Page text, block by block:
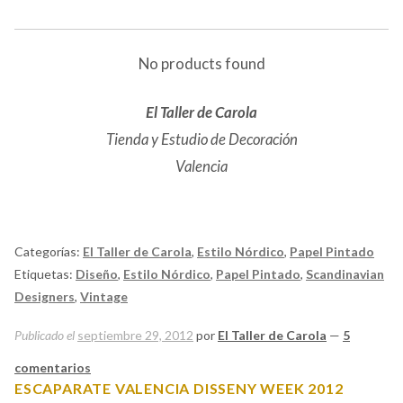
No products found
El Taller de Carola
Tienda y Estudio de Decoración
Valencia
Categorías: El Taller de Carola, Estilo Nórdico, Papel Pintado
Etiquetas: Diseño, Estilo Nórdico, Papel Pintado, Scandinavian
Designers, Vintage
Publicado el septiembre 29, 2012 por El Taller de Carola — 5
comentarios
ESCAPARATE VALENCIA DISSENY WEEK 2012